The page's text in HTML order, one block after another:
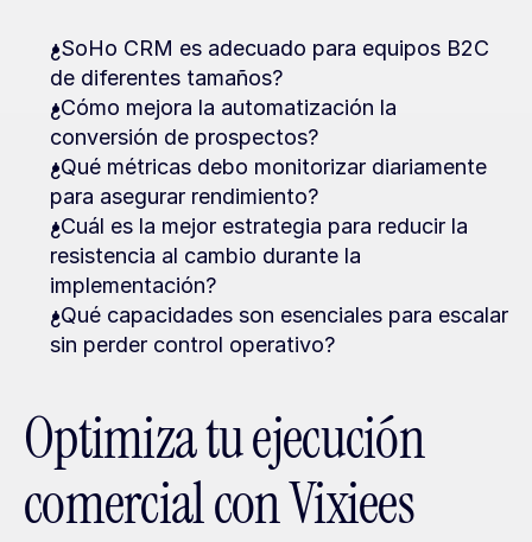
¿SoHo CRM es adecuado para equipos B2C
de diferentes tamaños?
¿Cómo mejora la automatización la
conversión de prospectos?
¿Qué métricas debo monitorizar diariamente
para asegurar rendimiento?
¿Cuál es la mejor estrategia para reducir la
resistencia al cambio durante la
implementación?
¿Qué capacidades son esenciales para escalar
sin perder control operativo?
Optimiza tu ejecución
comercial con Vixiees